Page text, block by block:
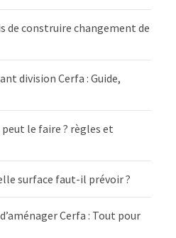
de construire changement de
division Cerfa : Guide,
le faire ? règles et
surface faut-il prévoir ?
Cerfa : Tout pour